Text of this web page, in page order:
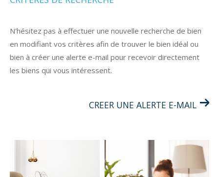
N'hésitez pas à effectuer une nouvelle recherche de bien
en modifiant vos critères afin de trouver le bien idéal ou
bien à créer une alerte e-mail pour recevoir directement
les biens qui vous intéressent.
CREER UNE ALERTE E-MAIL
BUDGET
Surface
FILTRER PAR